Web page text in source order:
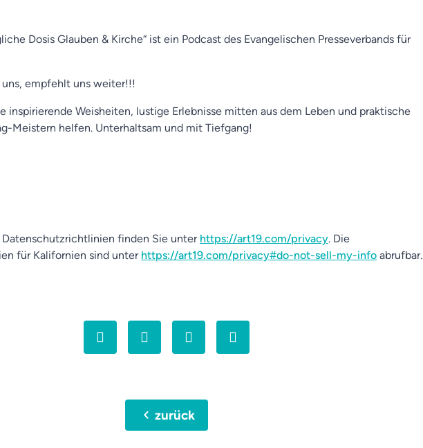
Dosis Glauben & Kirche“ ist ein Podcast des Evangelischen Presseverbands für
empfehlt uns weiter!!!
inspirierende Weisheiten, lustige Erlebnisse mitten aus dem Leben und praktische
Meistern helfen. Unterhaltsam und mit Tiefgang!
Datenschutzrichtlinien finden Sie unter https://art19.com/privacy. Die
für Kalifornien sind unter https://art19.com/privacy#do-not-sell-my-info abrufbar.
chevron_leftzurück